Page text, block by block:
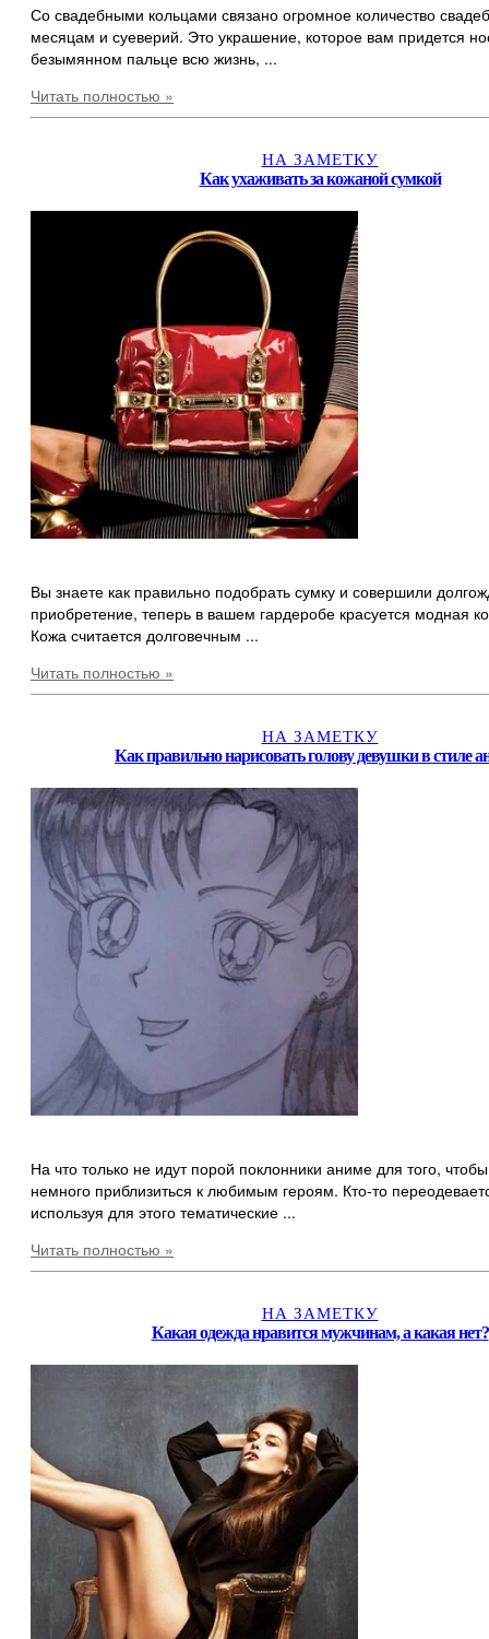
Со свадебными кольцами связано огромное количество
месяцам и суеверий. Это украшение, которое вам придется
безымянном пальце всю жизнь, ...
Читать полностью »
НА ЗАМЕТКУ
Как ухаживать за кожаной сумкой
Вы знаете как правильно подобрать сумку и совершили
приобретение, теперь в вашем гардеробе красуется модная
Кожа считается долговечным ...
Читать полностью »
НА ЗАМЕТКУ
Как правильно нарисовать голову девушки в стиле
На что только не идут порой поклонники аниме для того,
немного приблизиться к любимым героям. Кто-то
используя для этого тематические ...
Читать полностью »
НА ЗАМЕТКУ
Какая одежда нравится мужчинам, а какая нет?